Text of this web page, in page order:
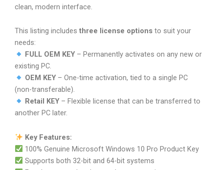
clean, modern interface.
This listing includes three license options to suit your
needs:
FULL OEM KEY– Permanently activates on any new or
existing PC.
OEM KEY– One-time activation, tied to a single PC
(non-transferable).
Retail KEY– Flexible license that can be transferred to
another PC later.
Key Features:
100% Genuine Microsoft Windows 10 Pro Product Key
Supports both 32-bit and 64-bit systems